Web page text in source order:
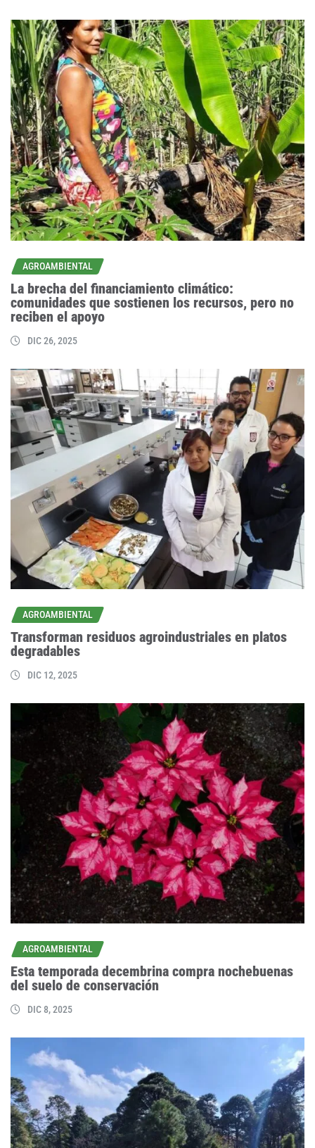
AGROAMBIENTAL
La brecha del financiamiento climático:
comunidades que sostienen los recursos, pero no
reciben el apoyo
DIC 26, 2025
AGROAMBIENTAL
Transforman residuos agroindustriales en platos
degradables
DIC 12, 2025
AGROAMBIENTAL
Esta temporada decembrina compra nochebuenas
del suelo de conservación
DIC 8, 2025